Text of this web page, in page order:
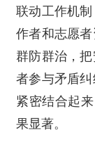
联动工作机
作者和志愿
群防群治，
者参与矛盾
紧密结合起
果显著。